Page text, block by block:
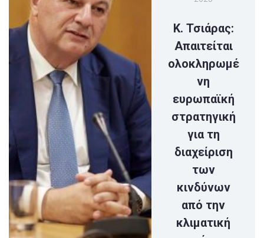
Κ. Τσιάρας:
Απαιτείται
ολοκληρωμέ
νη
ευρωπαϊκή
στρατηγική
για τη
διαχείριση
των
κινδύνων
από την
κλιματική